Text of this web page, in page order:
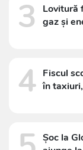
3
Lovitură
gaz și
4 Fiscul
în
Șoc la